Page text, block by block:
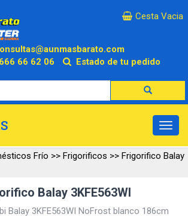
×
Cesta Vacia
666 66 62 06 Estado de tu pedido
Frío >> Frigorificos >> Frigorifico Balay
Balay 3KFE563WI
Balay 3KFE563WI NoFrost blanco 186cm